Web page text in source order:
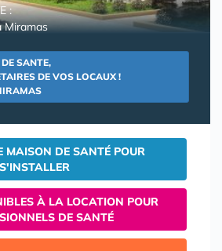
:
Miramas
SANTE,
DE VOS LOCAUX !
MAISON DE SANTÉ POUR
S'INSTALLER
À LA LOCATION POUR
DE SANTÉ